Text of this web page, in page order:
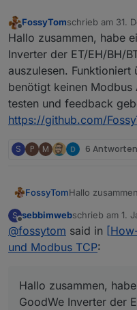
Offline
FossyTomschrieb am 31.
zuletzt editiert
Hallo zusammen, habe
Inverter der ET/EH/BH/
auszulesen.
benötigt keinen Modbus
testen und feedback
https://github.com/
S P M 6 Antworten
FossyTomHallo
die Register
Modul und
toll wenn ihr in
S
Offline
sebbimwebschrieb am 1.
zuletzt editiert
@fossytom said in
und Modbus TCP:
Hallo zusammen,
GoodWe Inverter der